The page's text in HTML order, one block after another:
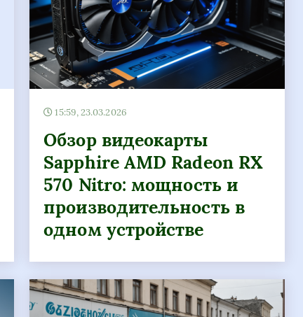
15:59, 23.03.2026
Обзор видеокарты
Sapphire AMD Radeon RX
570 Nitro: мощность и
производительность в
одном устройстве